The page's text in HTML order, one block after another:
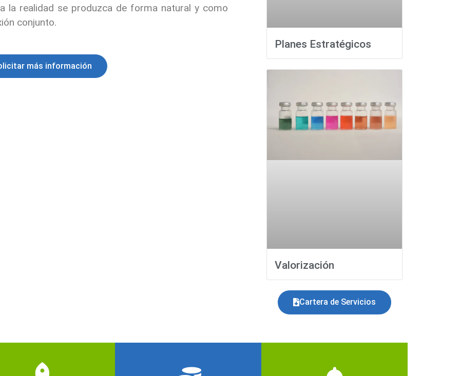
la realidad se produzca de forma natural y como
conjunto.
más información
Planes Estratégicos
Valorización
Cartera de Servicios